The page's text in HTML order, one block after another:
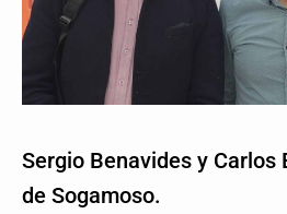
Sergio Benavides y Carlos
de Sogamoso.